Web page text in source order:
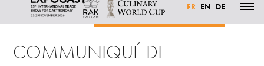
FR EN DE
PARTICIPER
EXPOSANTS
Accueil Actualités Communiqué de lancement Expogast 2022
COMMUNIQUÉ DE